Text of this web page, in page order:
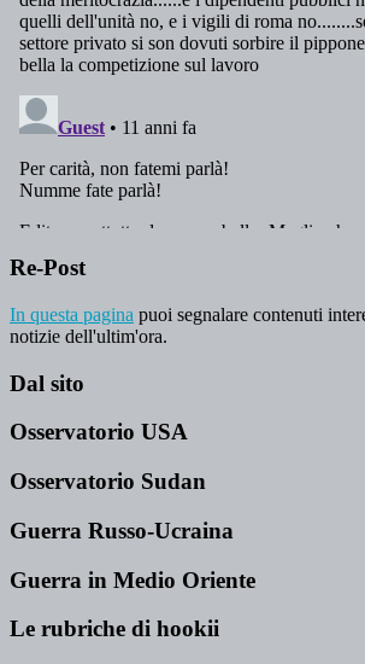
Re-Post
In questa pagina puoi segnalare contenuti
notizie dell'ultim'ora.
Dal sito
Osservatorio USA
Osservatorio Sudan
Guerra Russo-Ucraina
Guerra in Medio Oriente
Le rubriche di hookii